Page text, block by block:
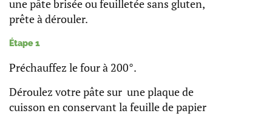
une pâte brisée ou feuilletée sans gluten,
prête à dérouler.
Étape 1
Préchauffez le four à 200°.
Déroulez votre pâte sur une plaque de
cuisson en conservant la feuille de papier